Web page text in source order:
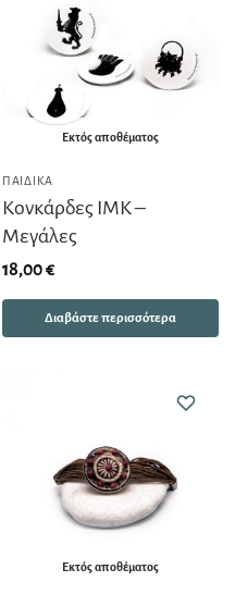
Εκτός αποθέματος
ΠΑΙΔΙΚΆ
Κονκάρδες ΙΜΚ –
Mεγάλες
18,00€
Διαβάστε περισσότερα
Εκτός αποθέματος